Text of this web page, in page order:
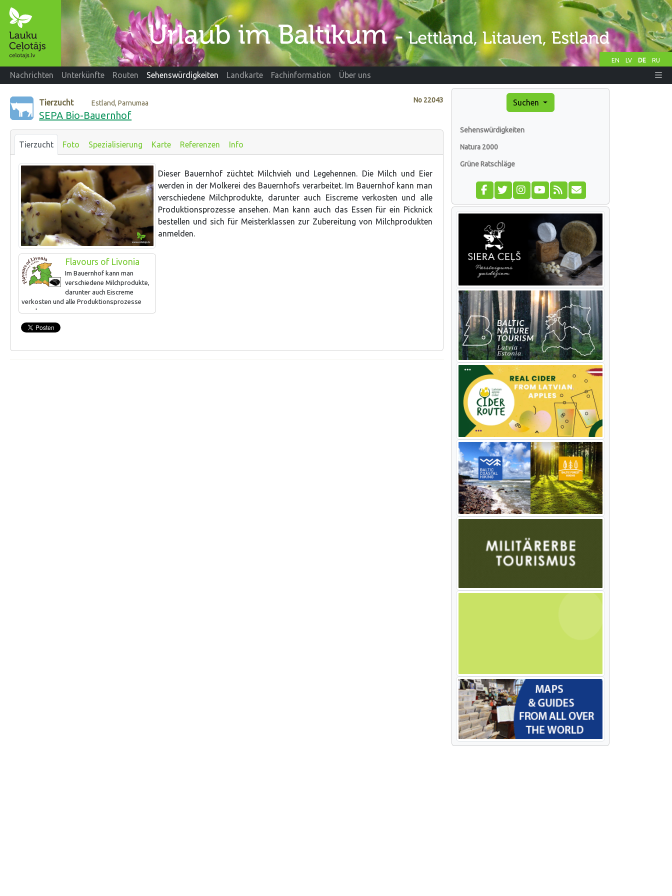
EN LV DE RU
Nachrichten Unterkünfte Routen Sehenswürdigkeiten Landkarte Fachinformation Über uns
No 22043
Tierzucht Estland, Parnumaa
SEPA Bio-Bauernhof
Tierzucht Foto Spezialisierung Karte Referenzen Info
Flavours of Livonia
Im Bauernhof ​kann man
verschiedene Milchprodukte,
darunter auch Eiscreme
verkosten und alle Produktionsprozesse
ansehen.
Bratkäse, hausgemachte Eiscreme, Sahne
Dieser Bauernhof züchtet Milchvieh und Legehennen. Die Milch und Eier
werden in der Molkerei des Bauernhofs verarbeitet. Im Bauernhof ​kann man
verschiedene Milchprodukte, darunter auch Eiscreme verkosten und alle
Produktionsprozesse ansehen. Man kann auch das Essen für ein Picknick
bestellen und sich für Meisterklassen zur Zubereitung von Milchprodukten
anmelden.
Suchen
Sehenswürdigkeiten
Natura 2000
Grüne Ratschläge